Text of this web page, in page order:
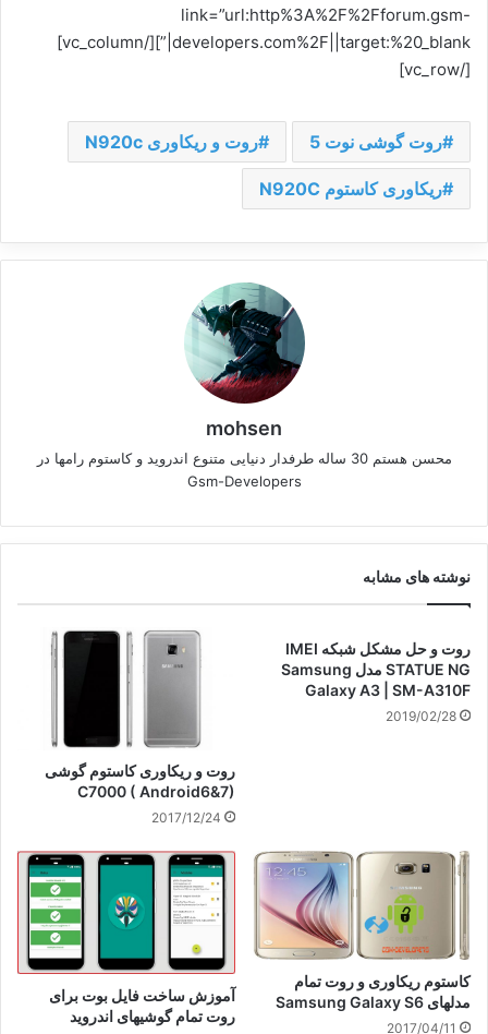
link=”url:http%3A%2F%2Fforum.gsm-
developers.com%2F||target:%20_blank|”][/vc_column]
[/vc_row]
روت گوشی نوت 5 روت و ریکاوری N920c
ریکاوری کاستوم N920C
mohsen
محسن هستم 30 ساله طرفدار دنیایی متنوع اندروید و کاستوم رامها در
Gsm-Developers
نوشته های مشابه
روت و حل مشکل شبکه IMEI
STATUE NG مدل Samsung
Galaxy A3 | SM-A310F
2019/02/28
روت و ریکاوری کاستوم گوشی
C7000 ( Android6&7)
2017/12/24
کاستوم ریکاوری و روت تمام
مدلهای Samsung Galaxy S6
2017/04/11
آموزش ساخت فایل بوت برای
روت تمام گوشیهای اندروید